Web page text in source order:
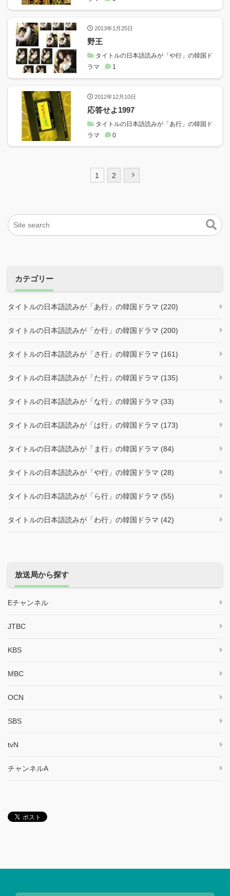
2013年1月25日
野王
タイトルの日本語読みが「や行」の韓国ド
ラマ
1
2012年12月10日
応答せよ1997
タイトルの日本語読みが「あ行」の韓国ド
ラマ
0
ゲ
ー
1 2
カテゴリー
タイトルの日本語読みが「あ行」の韓国ドラマ (220)
タイトルの日本語読みが「か行」の韓国ドラマ (200)
タイトルの日本語読みが「さ行」の韓国ドラマ (161)
タイトルの日本語読みが「た行」の韓国ドラマ (135)
タイトルの日本語読みが「な行」の韓国ドラマ (33)
タイトルの日本語読みが「は行」の韓国ドラマ (173)
タイトルの日本語読みが「ま行」の韓国ドラマ (84)
タイトルの日本語読みが「や行」の韓国ドラマ (28)
タイトルの日本語読みが「ら行」の韓国ドラマ (55)
タイトルの日本語読みが「わ行」の韓国ドラマ (42)
放送局から探す
Eチャンネル
JTBC
KBS
MBC
OCN
SBS
tvN
チャンネルA